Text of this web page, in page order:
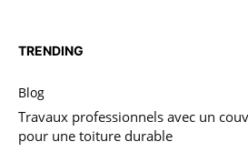
TRENDING
Blog
Travaux professionnels avec un
pour une toiture durable